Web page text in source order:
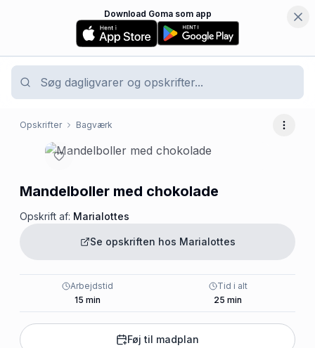
Download Goma som app
Opskrifter Bagværk Flere
Mandelboller med chokolade
Opskrift af: Marialottes
Se opskriften hos Marialottes
Arbejdstid
15 min
Tid i alt
25 min
Føj til madplan